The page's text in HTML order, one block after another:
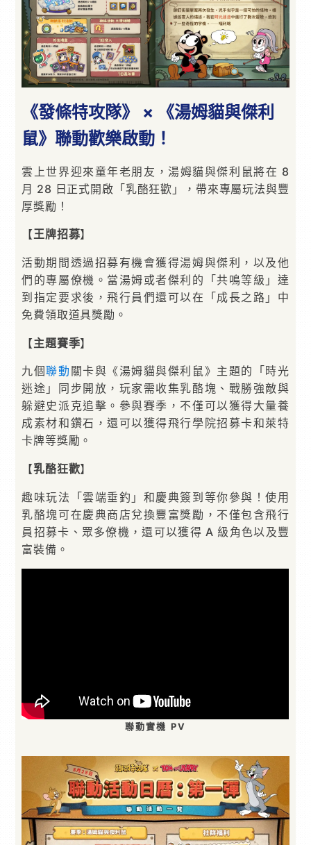
《發條特攻隊》 × 《湯姆貓與傑利
鼠》聯動歡樂啟動！
雲上世界迎來童年老朋友，湯姆貓與傑利鼠將在 8
月 28 日正式開啟「乳酪狂歡」，帶來專屬玩法與豐
厚獎勵！
【王牌招募】
活動期間透過招募有機會獲得湯姆與傑利，以及他
們的專屬僚機。當湯姆或者傑利的「共鳴等級」達
到指定要求後，飛行員們還可以在「成長之路」中
免費領取道具獎勵。
【主題賽季】
九個聯動 關卡與《湯姆貓與傑利鼠》主題的「時光
迷途」同步開放，玩家需收集乳酪塊、戰勝強敵與
躲避史派克追擊。參與賽季，不僅可以獲得大量養
成素材和鑽石，還可以獲得飛行學院招募卡和萊特
卡牌等獎勵。
【乳酪狂歡】
趣味玩法「雲端垂釣」和慶典簽到等你參與！使用
乳酪塊可在慶典商店兌換豐富獎勵，不僅包含飛行
員招募卡、眾多僚機，還可以獲得 A 級角色以及豐
富裝備。
聯動實機 PV